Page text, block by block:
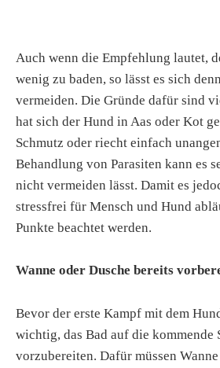
Auch wenn die Empfehlung lautet,
wenig zu baden, so lässt es sich
vermeiden. Die Gründe dafür sind
hat sich der Hund in Aas oder Kot
Schmutz oder riecht einfach
Behandlung von Parasiten kann es
nicht vermeiden lässt. Damit es
stressfrei für Mensch und Hund
Punkte beachtet werden.
Wanne oder Dusche bereits
Bevor der erste Kampf mit dem
wichtig, das Bad auf die kommende
vorzubereiten. Dafür müssen